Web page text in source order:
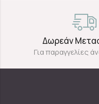
Δωρεάν
Για παραγγελίες